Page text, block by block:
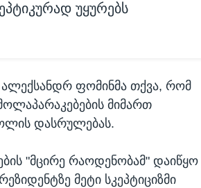
უყურებს
ფომინმა თქვა, რომ
მიმართ
დასრულებას.
"მცირე რაოდენობამ" დაიწყო
მეტი სკეპტიციზმი